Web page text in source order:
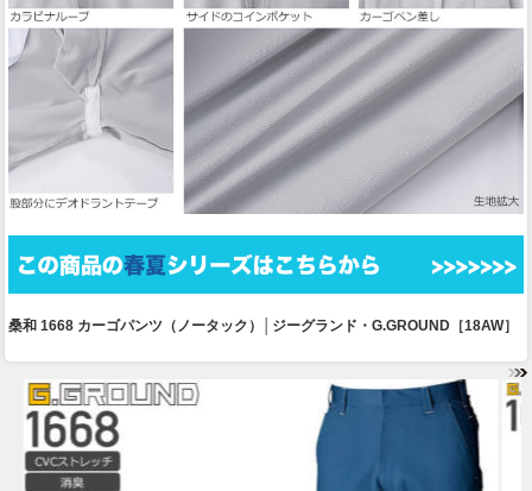
桑和 1668 カーゴパンツ（ノータック）│ジーグランド・G.GROUND［18AW］